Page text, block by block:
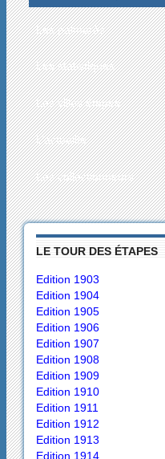
Les palmarès
Les statistiques
Les villes étapes
L’actualité
Les collectionneurs
LE TOUR DES ÉTAPES
Edition 1903
Edition 1904
Edition 1905
Edition 1906
Edition 1907
Edition 1908
Edition 1909
Edition 1910
Edition 1911
Edition 1912
Edition 1913
Edition 1914